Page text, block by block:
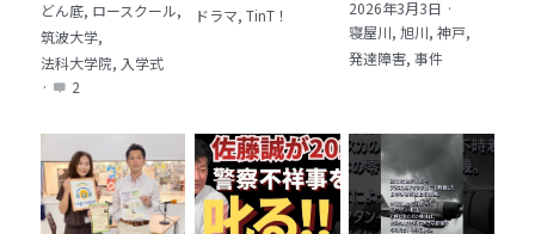
どん底, ロースクール,
筑波大学,
法科大学院, 入学式
·
2
ドラマ, TinT！ 2026年3月3日 ·
寝屋川, 旭川, 神戸,
発達障害, 事件